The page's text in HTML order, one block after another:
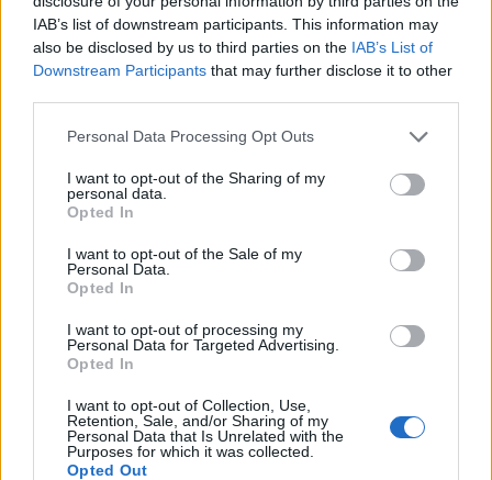
IAB’s list of downstream participants. This information may
also be disclosed by us to third parties on the IAB’s List of
Downstream Participants that may further disclose it to other
Please note that this website/app uses one or more Google
not limited to your visit or usage behaviour. You may click to
grant or deny consent to Google and its third-party tags to
use your data for below specified purposes in below Google
consent section.
Personal Data Processing Opt Outs
I want to opt-out of the Sharing of my
personal data.
Opted In
I want to opt-out of the Sale of my
Personal Data.
Opted In
I want to opt-out of processing my
Personal Data for Targeted Advertising.
Opted In
I want to opt-out of Collection, Use,
Retention, Sale, and/or Sharing of my
Personal Data that Is Unrelated with the
Purposes for which it was collected.
Opted Out
Πώς μπορείτε να βγείτε νωρίτερα στη σύνταξη
- Οι 3 κινήσεις που πρέπει να γίνουν εγκαίρως
TAGS: Σαντορίνη Πολιτική Προστασία
BEST OF